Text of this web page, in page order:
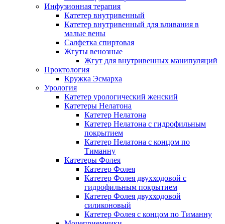
Инфузионная терапия
Катетер внутривенный
Катетер внутривенный для вливания в
малые вены
Салфетка спиртовая
Жгуты венозные
Жгут для внутривенных манипуляций
Проктология
Кружка Эсмарха
Урология
Катетер урологический женский
Катетеры Нелатона
Катетер Нелатона
Катетер Нелатона с гидрофильным
покрытием
Катетер Нелатона с концом по
Тиманну
Катетеры Фолея
Катетер Фолея
Катетер Фолея двухходовой с
гидрофильным покрытием
Катетер Фолея двухходовой
силиконовый
Катетер Фолея с концом по Тиманну